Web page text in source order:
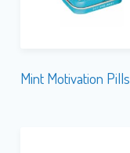
Mint Motivation Pills